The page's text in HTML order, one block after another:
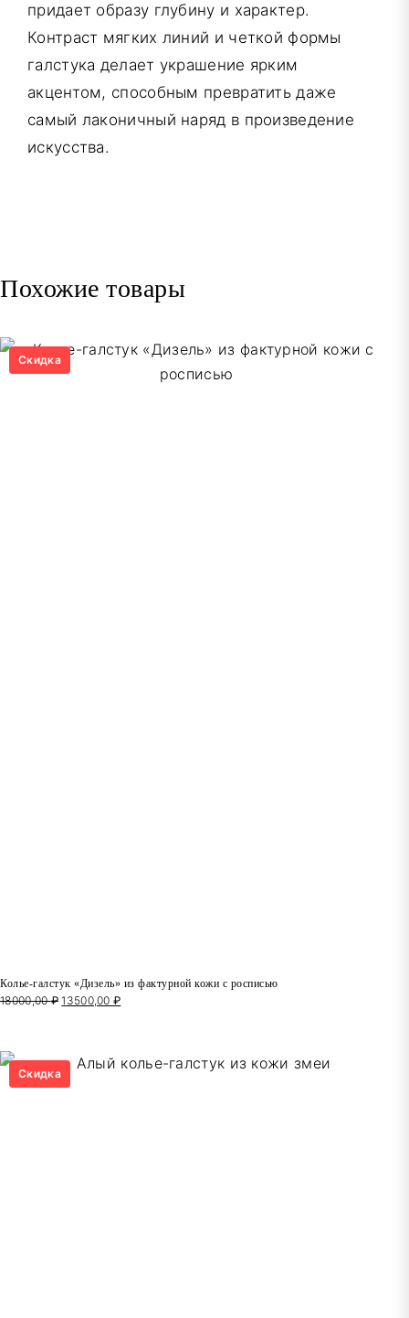
придает образу глубину и характер.
Контраст мягких линий и четкой формы
галстука делает украшение ярким
акцентом, способным превратить даже
самый лаконичный наряд в произведение
искусства.
Похожие товары
Скидка
Колье-галстук «Дизель» из фактурной кожи с росписью
18000,00₽ Первоначальная
18000,00 ₽.
13500,00₽
Скидка